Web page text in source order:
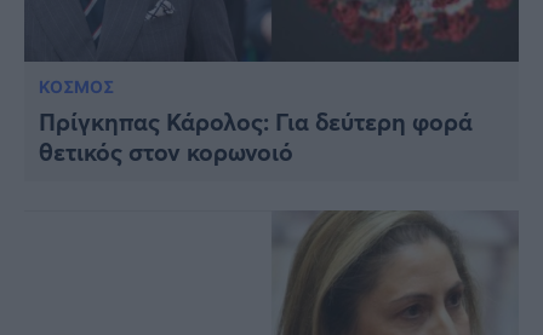
ΚΟΣΜΟΣ
Πρίγκηπας Κάρολος: Για δεύτερη φορά
θετικός στον κορωνοιό